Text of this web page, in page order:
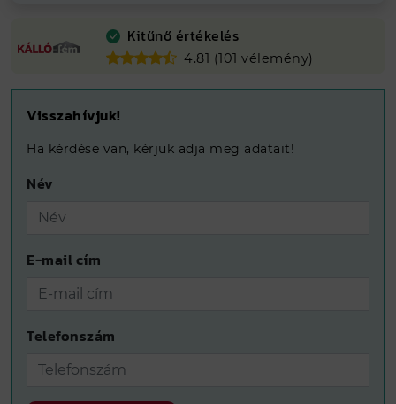
Kitűnő értékelés
4.81 (101 vélemény)
Visszahívjuk!
Ha kérdése van, kérjük adja meg adatait!
Név
E-mail cím
Telefonszám